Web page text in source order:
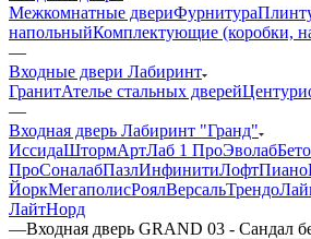
Межкомнатные двериФурнитура
напольныйКомплектующие (коробки,
—
Входные двери Лабиринт
ГранитАтелье стальных дверей
—
Входная дверь Лабиринт "Гранд"
ИссидаШтормАртЛаб 1 ПроЭволаб
ПроСоналабПазлИнфинитиЛофтПиано
ЙоркМегаполисРоялВерсальТрендо
ЛайтНорд
—Входная дверь GRAND 03 - Сандал